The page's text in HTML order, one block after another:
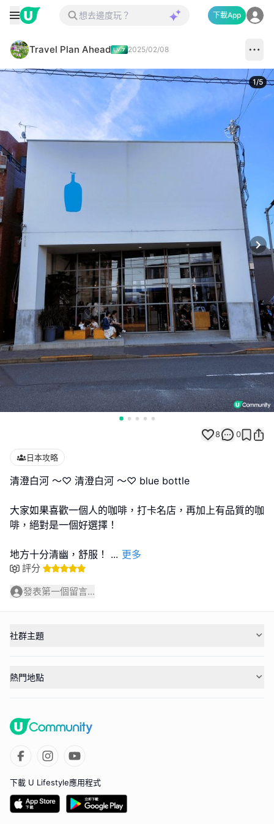
下載App
Travel Plan Ahead 2025/02/08
1/5
8 0
日本攻略
清澄白河 ～♡ 清澄白河 ～♡ blue bottle
大家如果喜歡一個人的咖啡，打卡名店，再加上有品質的咖
啡，絕對是一個好選擇！
地方十分清幽，舒服！ ... 更多
評分
發表第一個留言...
社群主題
熱門地點
下載 U Lifestyle應用程式